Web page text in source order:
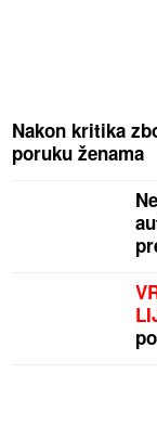
Nakon kritika
poruku ženama